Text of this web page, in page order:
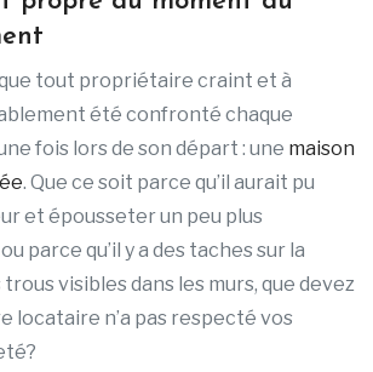
que tout propriétaire craint et à
été confronté chaque
fois lors de son départ : une maison
. Que ce soit parce qu’il aurait pu
et épousseter un peu plus
parce qu’il y a des taches sur la
visibles dans les murs, que devez
locataire n’a pas respecté vos